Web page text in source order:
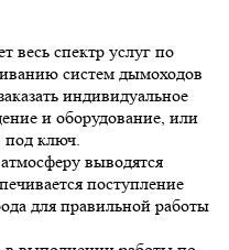
спектр услуг по
систем дымоходов
индивидуальное
и оборудование, или
под ключ.
выводятся
поступление
для правильной работы